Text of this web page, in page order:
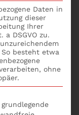
und lfd.
Update online
Daten in
dieser
Ihrer
a DSGVO zu.
besteht etwa
ohne
für die